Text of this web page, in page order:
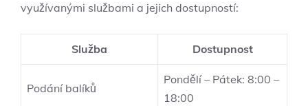
využívanými službami a jejich dostupností:
Služba Dostupnost
Podání balíků
Pondělí – Pátek: 8:00 –
18:00